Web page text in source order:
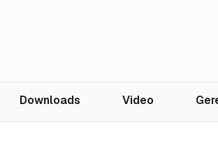
Downloads Video